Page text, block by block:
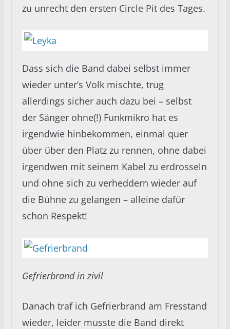
zu unrecht den ersten Circle Pit des Tages.
Dass sich die Band dabei selbst immer
wieder unter’s Volk mischte, trug
allerdings sicher auch dazu bei – selbst
der Sänger ohne(!) Funkmikro hat es
irgendwie hinbekommen, einmal quer
über über den Platz zu rennen, ohne dabei
irgendwen mit seinem Kabel zu erdrosseln
und ohne sich zu verheddern wieder auf
die Bühne zu gelangen – alleine dafür
schon Respekt!
Gefrierbrand in zivil
Danach traf ich Gefrierbrand am Fresstand
wieder, leider musste die Band direkt